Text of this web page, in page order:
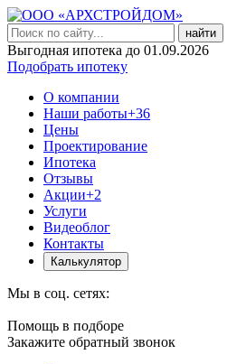
найти
Выгодная ипотека до 01.09.2026
Подобрать ипотеку
О компании
Наши работы+36
Цены
Проектирование
Ипотека
Отзывы
Акции+2
Услуги
Видеоблог
Контакты
Калькулятор
Мы в соц. сетях:
Помощь в подборе
Закажите обратный звонок